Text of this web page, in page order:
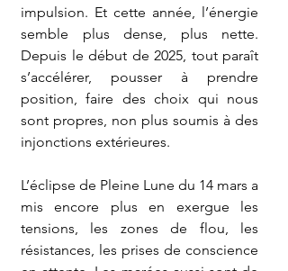
impulsion. Et cette année, l’énergie
semble plus dense, plus nette.
Depuis le début de 2025, tout paraît
s’accélérer, pousser à prendre
position, faire des choix qui nous
sont propres, non plus soumis à des
injonctions extérieures.
L’éclipse de Pleine Lune du 14 mars a
mis encore plus en exergue les
tensions, les zones de flou, les
résistances, les prises de conscience